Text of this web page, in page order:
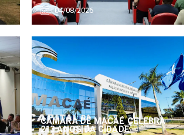
04/08/2026
CÂMARA DE MACAÉ CELEBRA
213 ANOS DA CIDADE